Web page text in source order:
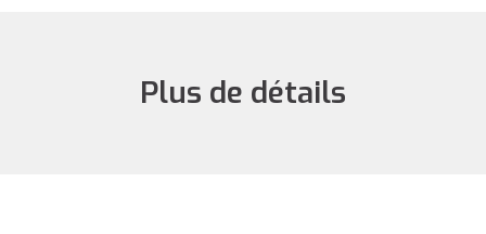
Plus de détails